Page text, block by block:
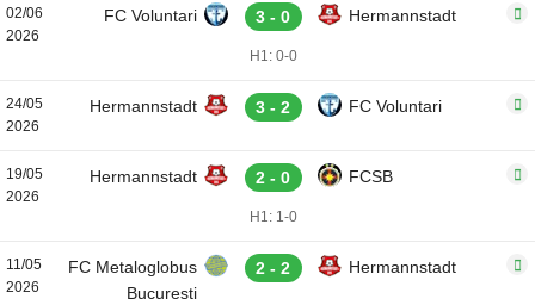
02/06
2026
FC Voluntari 3 - 0 Hermannstadt
H1: 0-0
24/05
2026
Hermannstadt 3 - 2 FC Voluntari
19/05
2026
Hermannstadt 2 - 0 FCSB
H1: 1-0
11/05
2026
FC Metaloglobus
Bucuresti
2 - 2 Hermannstadt